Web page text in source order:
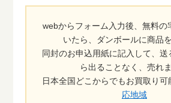
webからフォーム入力後、無料の
いたら、ダンボールに商品を
同封のお申込用紙に記入して、送
ら出ることなく、売れ
日本全国どこからでもお買取り可
応地域